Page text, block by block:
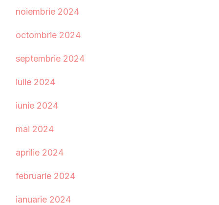
noiembrie 2024
octombrie 2024
septembrie 2024
iulie 2024
iunie 2024
mai 2024
aprilie 2024
februarie 2024
ianuarie 2024